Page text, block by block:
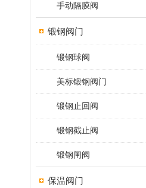
手动隔膜阀
锻钢阀门
锻钢球阀
美标锻钢阀门
锻钢止回阀
锻钢截止阀
锻钢闸阀
保温阀门